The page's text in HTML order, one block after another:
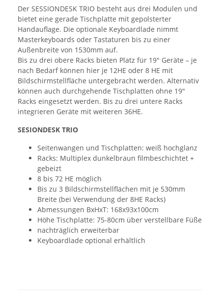
Der SESSIONDESK TRIO besteht aus drei Modulen und
bietet eine gerade Tischplatte mit gepolsterter
Handauflage. Die optionale Keyboardlade nimmt
Masterkeyboards oder Tastaturen bis zu einer
Außenbreite von 1530mm auf.
Bis zu drei obere Racks bieten Platz für 19" Geräte – je
nach Bedarf können hier je 12HE oder 8 HE mit
Bildschirmstellfläche untergebracht werden. Alternativ
können auch durchgehende Tischplatten ohne 19"
Racks eingesetzt werden. Bis zu drei untere Racks
integrieren Geräte mit weiteren 36HE.
SESIONDESK TRIO
Seitenwangen und Tischplatten: weiß hochglanz
Racks: Multiplex dunkelbraun filmbeschichtet +
gebeizt
8 bis 72 HE möglich
Bis zu 3 Bildschirmstellflächen mit je 530mm
Breite (bei Verwendung der 8HE Racks)
Abmessungen BxHxT: 168x93x100cm
Höhe Tischplatte: 75-80cm über verstellbare Füße
nachträglich erweiterbar
Keyboardlade optional erhältlich